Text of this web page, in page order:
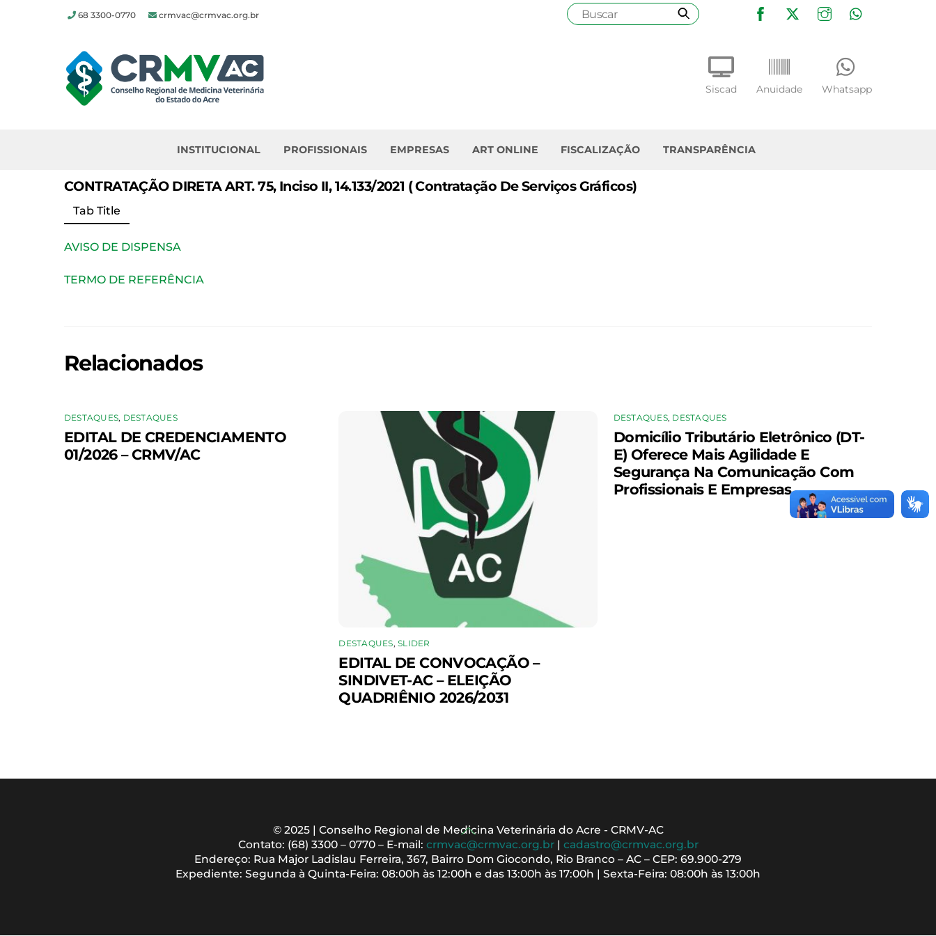
INSTITUCIONAL PROFISSIONAIS EMPRESAS ART ONLINE FISCALIZAÇÃO TRANSPARÊNCIA
Siscad Anuidade Whatsapp
68 3300-0770 crmvac@crmvac.org.br
FacebookTwitter Instagram
CONTRATAÇÃO DIRETA ART. 75, Inciso II, 14.133/2021 ( Contratação De Serviços Gráficos)
Tab Title
AVISO DE DISPENSA
TERMO DE REFERÊNCIA
Relacionados
DESTAQUES, DESTAQUES
EDITAL DE CREDENCIAMENTO
01/2026 – CRMV/AC
DESTAQUES,SLIDER
EDITAL DE CONVOCAÇÃO –
SINDIVET-AC – ELEIÇÃO
QUADRIÊNIO 2026/2031
DESTAQUES, DESTAQUES
Domicílio Tributário Eletrônico (DT-
E) Oferece Mais Agilidade E
Segurança Na Comunicação Com
Profissionais E Empresas
Back
To
Top
© 2025 | Conselho Regional de Medicina Veterinária do Acre - CRMV-AC
Contato: (68) 3300 – 0770 – E-mail: crmvac@crmvac.org.br| cadastro@crmvac.org.br
Endereço: Rua Major Ladislau Ferreira, 367, Bairro Dom Giocondo, Rio Branco – AC – CEP: 69.900-279
Expediente: Segunda à Quinta-Feira: 08:00h às 12:00h e das 13:00h às 17:00h | Sexta-Feira: 08:00h às 13:00h